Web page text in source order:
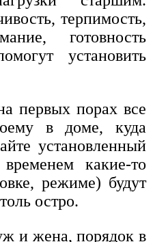
терпимость,
готовность
установить
первых порах все
в доме, куда
установленный
какие-то
режиме) будут
остро.
и жена, порядок в